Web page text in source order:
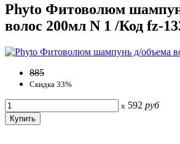
Phyto Фитоволюм
волос 200мл N 1 /Код fz-
885
Скидка 33%
x 592 руб